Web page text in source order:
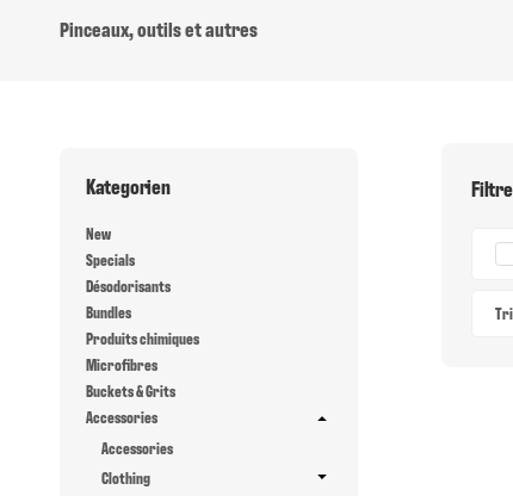
Pinceaux, outils et autres
Tri
Kategorien
New
Specials
Désodorisants
Bundles
Produits chimiques
Microfibres
Buckets & Grits
Accessories
Accessories
Clothing